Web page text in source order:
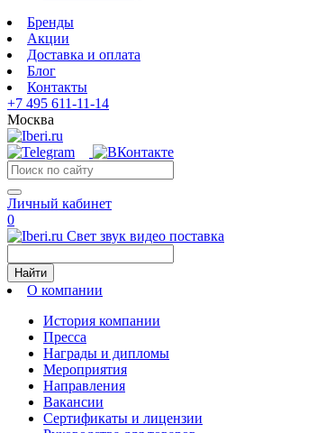
Бренды
Акции
Доставка и оплата
Блог
Контакты
+7 495 611-11-14
Москва
Личный кабинет
0
Свет звук видео поставка
Найти
О компании
История компании
Пресса
Награды и дипломы
Мероприятия
Направления
Вакансии
Сертификаты и лицензии